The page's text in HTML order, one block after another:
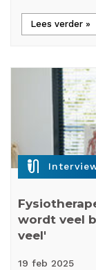
Lees verder »
mic_external_on
wordt veel
veel'
19 feb 2025